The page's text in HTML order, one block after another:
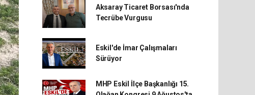
Aksaray Ticaret Borsası'nda
Tecrübe Vurgusu
Eskil'de İmar Çalışmaları
Sürüyor
MHP Eskil İlçe Başkanlığı 15.